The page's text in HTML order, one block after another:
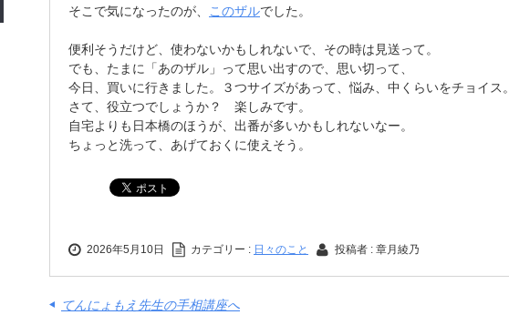
そこで気になったのが、
このザルでした。
便利そうだけど、使わないかもしれないで、その時は見送って。
でも、たまに「あのザル」って思い出すので、思い切って、
今日、買いに行きました。３つサイズがあって、悩み、中くらいをチョイス。
さて、役立つでしょうか？ 楽しみです。
自宅よりも日本橋のほうが、出番が多いかもしれないなー。
ちょっと洗って、あげておくに使えそう。
2026年5月10日 カテゴリー : 日々のこと 投稿者 : 章月綾乃
てんにょもえ先生の手相講座へ